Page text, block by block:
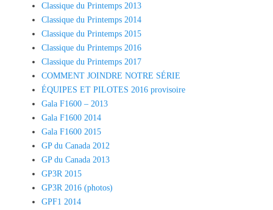
Classique du Printemps 2013
Classique du Printemps 2014
Classique du Printemps 2015
Classique du Printemps 2016
Classique du Printemps 2017
COMMENT JOINDRE NOTRE SÉRIE
ÉQUIPES ET PILOTES 2016 provisoire
Gala F1600 – 2013
Gala F1600 2014
Gala F1600 2015
GP du Canada 2012
GP du Canada 2013
GP3R 2015
GP3R 2016 (photos)
GPF1 2014